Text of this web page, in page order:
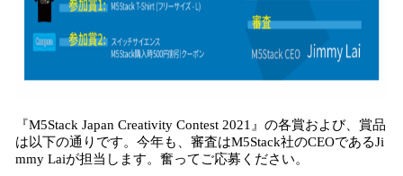
『M5Stack Japan Creativity Contest 2021』の各賞および、賞品
は以下の通りです。今年も、審査はM5Stack社のCEOであるJi
mmy Laiが担当します。奮ってご応募ください。